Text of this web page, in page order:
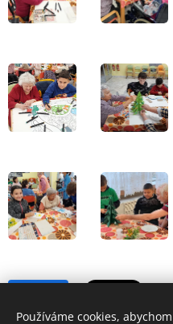
Používáme cookies,